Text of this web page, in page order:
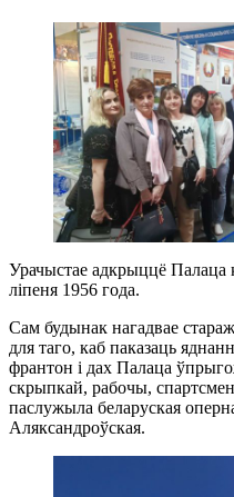
Урачыстае адкрыццё Палаца
ліпеня 1956 года.
Сам будынак нагадвае
для таго, каб паказаць
франтон і дах Палаца
скрыпкай, рабочы,
паслужыла беларуская
Аляксандроўская.